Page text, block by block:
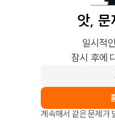
앗, 문
일시적
잠시 후에
계속해서 같은 문제가